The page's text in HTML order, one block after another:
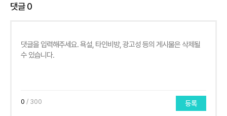
댓글0
0 / 300 등록